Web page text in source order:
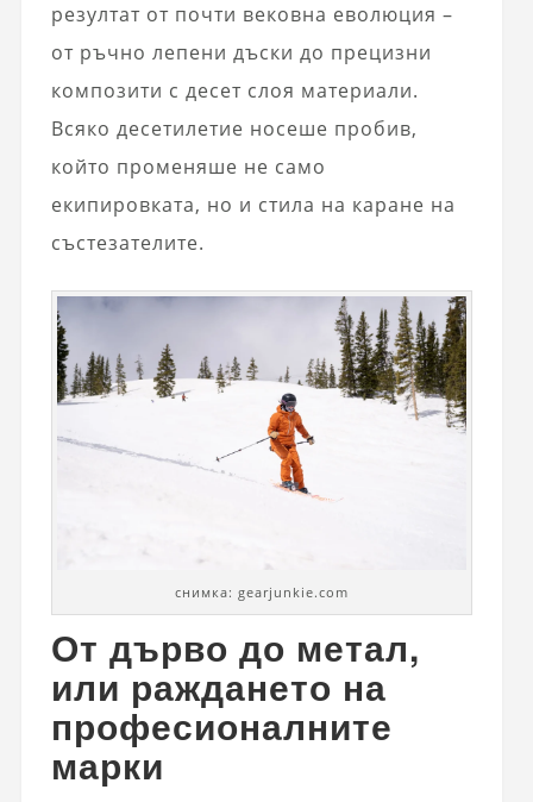
резултат от почти вековна еволюция –
от ръчно лепени дъски до прецизни
композити с десет слоя материали.
Всяко десетилетие носеше пробив,
който променяше не само
екипировката, но и стила на каране на
състезателите.
снимка: gearjunkie.com
От дърво до метал,
или раждането на
професионалните
марки